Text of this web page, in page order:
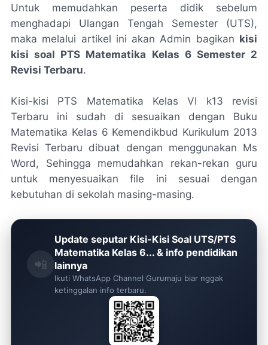
Untuk memudahkan peserta didik sebelum
menghadapi Ulangan Tengah Semester (UTS),
maka melalui artikel ini akan Admin bagikan kisi
kisi soal PTS Matematika Kelas 6 Semester 2
Revisi Terbaru.
Kisi-kisi PTS Matematika Kelas VI k13 revisi
Terbaru ini sudah di sesuaikan dengan Buku
Matematika Kelas 6 Kemendikbud Kurikulum 2013
Revisi Terbaru dibuat dengan menggunakan Ms
Word, Sehingga memudahkan rekan-rekan guru
untuk menyesuaikan file ini sesuai dengan
kebutuhan di sekolah masing-masing.
📲
Update seputar Kisi-Kisi Soal UTS/PTS
Matematika Kelas 6... & info pendidikan
lainnya
Ikuti WhatsApp Channel Gurumaju biar nggak
ketinggalan info terbaru.